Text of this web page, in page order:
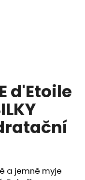
d'Etoile
a jemně myje